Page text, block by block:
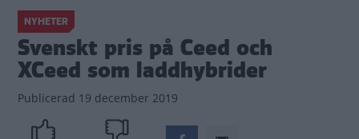
NYHETER
Svenskt pris på Ceed och
XCeed som laddhybrider
Publicerad 19 december 2019